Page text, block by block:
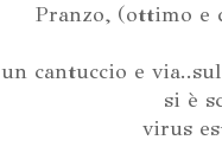
Pranzo, (ottimo e
un cantuccio e
si è
virus